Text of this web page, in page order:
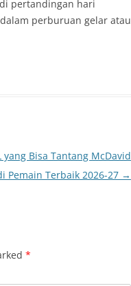
pertandingan hari
perburuan gelar atau
yang Bisa Tantang McDavid
Pemain Terbaik 2026-27 →
*